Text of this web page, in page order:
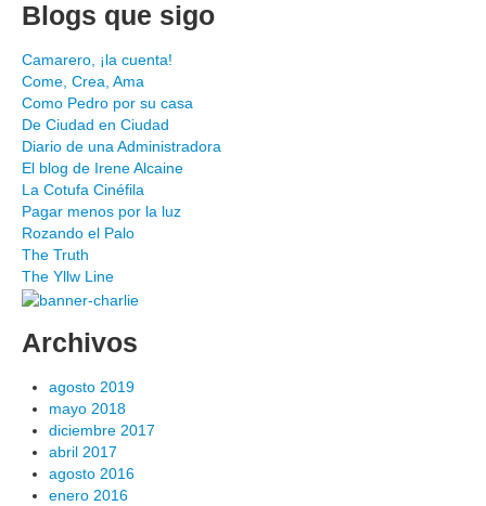
Blogs que sigo
Camarero, ¡la cuenta!
Come, Crea, Ama
Como Pedro por su casa
De Ciudad en Ciudad
Diario de una Administradora
El blog de Irene Alcaine
La Cotufa Cinéfila
Pagar menos por la luz
Rozando el Palo
The Truth
The Yllw Line
Archivos
agosto 2019
mayo 2018
diciembre 2017
abril 2017
agosto 2016
enero 2016